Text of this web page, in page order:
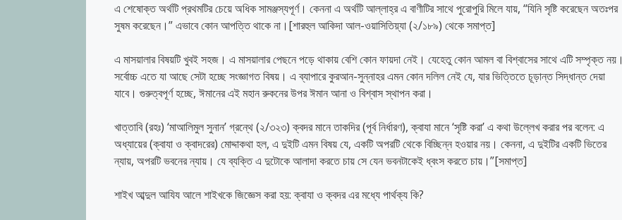
এ শেষোক্ত অর্থটি প্রথমটির চেয়ে অধিক সামঞ্জস্যপূর্ণ। কেননা এ অর্থটি আল্লাহ্‌র এ বাণীটির সাথে পুরোপুরি মিলে যায়, “যিনি সৃষ্টি করেছেন অতঃপর
সুষম করেছেন।” এভাবে কোন আপত্তি থাকে না।[শারহুল আকিদা আল-ওয়াসিতিয়্যা (২/১৮৯) থেকে সমাপ্ত]
এ মাসয়ালার বিষয়টি খুবই সহজ। এ মাসয়ালার পেছনে পড়ে থাকায় বেশি কোন ফায়দা নেই। যেহেতু কোন আমল বা বিশ্বাসের সাথে এটি সম্পৃক্ত নয়।
সর্বোচ্চ এতে যা আছে সেটা হচ্ছে সংজ্ঞাগত বিষয়। এ ব্যাপারে কুরআন-সুন্নাহর এমন কোন দলিল নেই যে, যার ভিত্তিতে চূড়ান্ত সিদ্ধান্ত দেয়া
যাবে। গুরুত্বপূর্ণ হচ্ছে, ঈমানের এই মহান রুকনের উপর ঈমান আনা ও বিশ্বাস স্থাপন করা।
খাত্তাবি (রহঃ) ‘মাআলিমুল সুনান’ গ্রন্থে (২/৩২৩) ক্বদর মানে তাকদির (পূর্ব নির্ধারণ), ক্বাযা মানে ‘সৃষ্টি করা’ এ কথা উল্লেখ করার পর বলেন: এ
অধ্যায়ের (ক্বাযা ও ক্বাদরের) মোদ্দাকথা হল, এ দুইটি এমন বিষয় যে, একটি অপরটি থেকে বিচ্ছিন্ন হওয়ার নয়। কেননা, এ দুইটির একটি ভিতের
ন্যায়, অপরটি ভবনের ন্যায়। যে ব্যক্তি এ দুটোকে আলাদা করতে চায় সে যেন ভবনটাকেই ধ্বংস করতে চায়।”[সমাপ্ত]
শাইখ আব্দুল আযিয আলে শাইখকে জিজ্ঞেস করা হয়: ক্বাযা ও ক্বদর এর মধ্যে পার্থক্য কি?